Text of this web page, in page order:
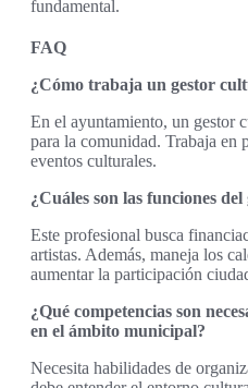
fundamental.
FAQ
¿Cómo trabaja un gestor
En el ayuntamiento, un gestor
para la comunidad. Trabaja en
eventos culturales.
¿Cuáles son las funciones
Este profesional busca
artistas. Además, maneja los
aumentar la participación
¿Qué competencias son
en el ámbito municipal?
Necesita habilidades de